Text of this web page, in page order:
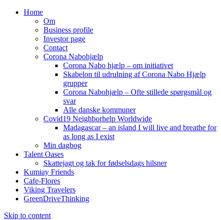
Home
Om
Business profile
Investor page
Contact
Corona Nabohjælp
Corona Nabo hjælp – om initiativet
Skabelon til udrulning af Corona Nabo Hjælp
grupper
Corona Nabohjælp – Ofte stillede spørgsmål og
svar
Alle danske kommuner
Covid19 Neighborhelp Worldwide
Madagascar – an island I will live and breathe for
as long as I exist
Min dagbog
Talent Oases
Skattejagt og tak for fødselsdags hilsner
Kumiay Friends
Cafe-Flores
Viking Travelers
GreenDriveThinking
Skip to content